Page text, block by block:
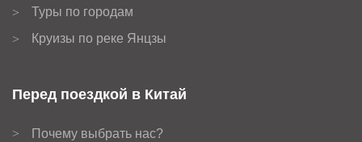
>
Туры по городам
>
Круизы по реке Янцзы
Перед поездкой в Китай
>
Почему выбрать нас?